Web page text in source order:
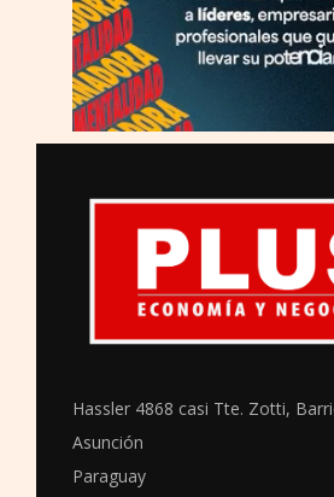
Hassler 4868 casi Tte. Zotti,
Asunción
Paraguay